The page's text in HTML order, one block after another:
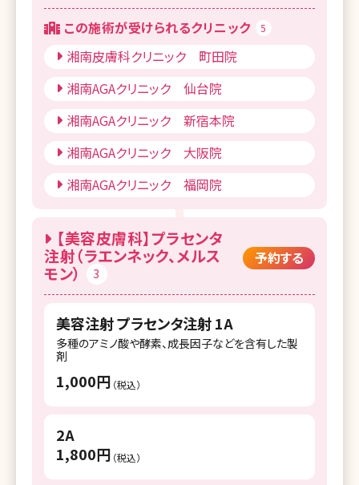
湘南美容クリニック 豊洲院
湘南美容クリニック 東京蒲田院
湘南美容クリニック 自由が丘院
湘南美容クリニック 赤羽院
湘南美容クリニック 吉祥寺院
湘南美容クリニック 調布院
湘南美容クリニック 町田院
湘南美容クリニック 八王子院
湘南美容クリニック 札幌院
湘南美容皮フ科 札幌大通院
湘南美容クリニック 青森院
湘南美容クリニック 仙台院
この施術が受けられるクリニック 5
湘南皮膚科クリニック 町田院
湘南AGAクリニック 仙台院
湘南AGAクリニック 新宿本院
湘南AGAクリニック 大阪院
湘南AGAクリニック 福岡院
【美容皮膚科】プラセンタ
注射（ラエンネック、メルス
モン）
3
予約する
美容注射 プラセンタ注射 1A
多種のアミノ酸や酵素、成長因子などを含有した製
剤
1,000円 （税込）
2A
1,800円 （税込）